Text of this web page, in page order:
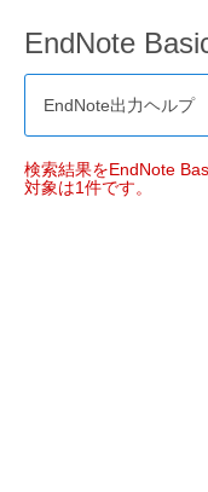
EndNote
EndNote出力ヘルプ
検索結果をEndNote
対象は1件です。